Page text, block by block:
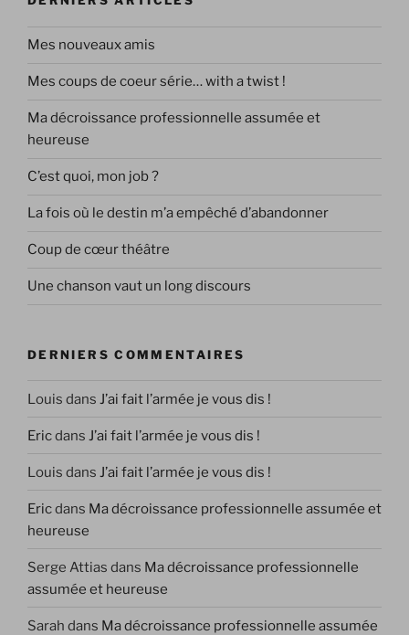
Mes nouveaux amis
Mes coups de coeur série… with a twist !
Ma décroissance professionnelle assumée et
heureuse
C’est quoi, mon job ?
La fois où le destin m’a empêché d’abandonner
Coup de cœur théâtre
Une chanson vaut un long discours
DERNIERS COMMENTAIRES
Louis dans J’ai fait l’armée je vous dis !
Ericdans J’ai fait l’armée je vous dis !
Louis dans J’ai fait l’armée je vous dis !
Ericdans Ma décroissance professionnelle assumée et
heureuse
Serge Attias dans Ma décroissance professionnelle
assumée et heureuse
Sarah dans Ma décroissance professionnelle assumée